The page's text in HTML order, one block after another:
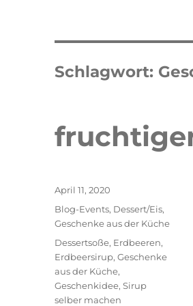
Schlagwort:
Veröffentlicht
am
April 11, 2020
Kategorien
Blog-Events, Dessert/Eis,
Geschenke aus der Küche
Schlagwörter
Dessertsoße, Erdbeeren,
Erdbeersirup,Geschenke
aus der Küche,
Geschenkidee,Sirup
selber machen